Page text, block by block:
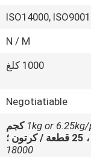
ISO14000,
N / M
1000 كلغ
Negotiatiable
1kg or 1 كجم
18000